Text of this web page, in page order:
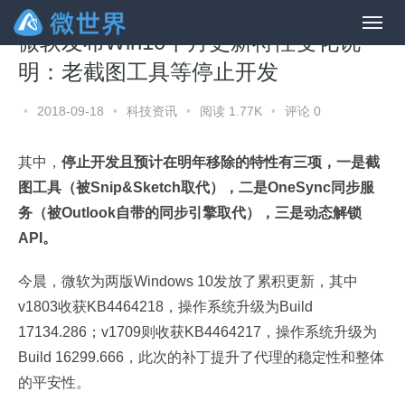
微软发布Win10十月更新特性变化说
明：老截图工具等停止开发
• 2018-09-18 • 科技资讯 • 阅读 1.77K • 评论 0
其中， 停止开发且预计在明年移除的特性有三项，一是截
图工具（被Snip&Sketch取代），二是OneSync同步服
务（被Outlook自带的同步引擎取代），三是动态解锁
API。
今晨，微软为两版Windows 10发放了累积更新，其中
v1803收获KB4464218，操作系统升级为Build
17134.286；v1709则收获KB4464217，操作系统升级为
Build 16299.666，此次的补丁提升了代理的稳定性和整体
的平安性。